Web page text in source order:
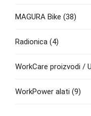
MAGURA Bike (38)
Radionica (4)
WorkCare proizvodi /
WorkPower alati (9)